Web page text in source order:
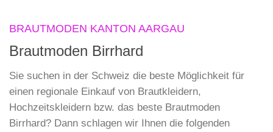
BRAUTMODEN KANTON AARGAU
Brautmoden Birrhard
Sie suchen in der Schweiz die beste Möglichkeit für
einen regionale Einkauf von Brautkleidern,
Hochzeitskleidern bzw. das beste Brautmoden
Birrhard? Dann schlagen wir Ihnen die folgenden